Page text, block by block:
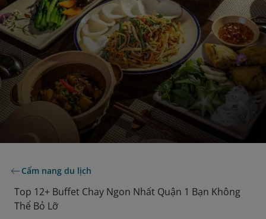
Cẩm nang du lịch
Top 12+ Buffet Chay Ngon Nhất Quận 1 Bạn Không
Thể Bỏ Lỡ